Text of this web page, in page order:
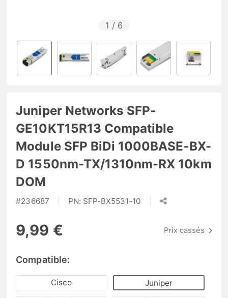
1 / 6
Juniper Networks SFP-
GE10KT15R13 Compatible
Module SFP BiDi 1000BASE-BX-
D 1550nm-TX/1310nm-RX 10km
DOM
#236687 PN: SFP-BX5531-10
9,99 € Prix cassés
Compatible:
Cisco Juniper